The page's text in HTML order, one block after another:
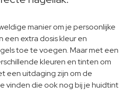
manier om je persoonlijke
een extra dosis kleur en
toe te voegen. Maar met een
kleuren en tinten om
een uitdaging zijn om de
vinden die ook nog bij je huidtint